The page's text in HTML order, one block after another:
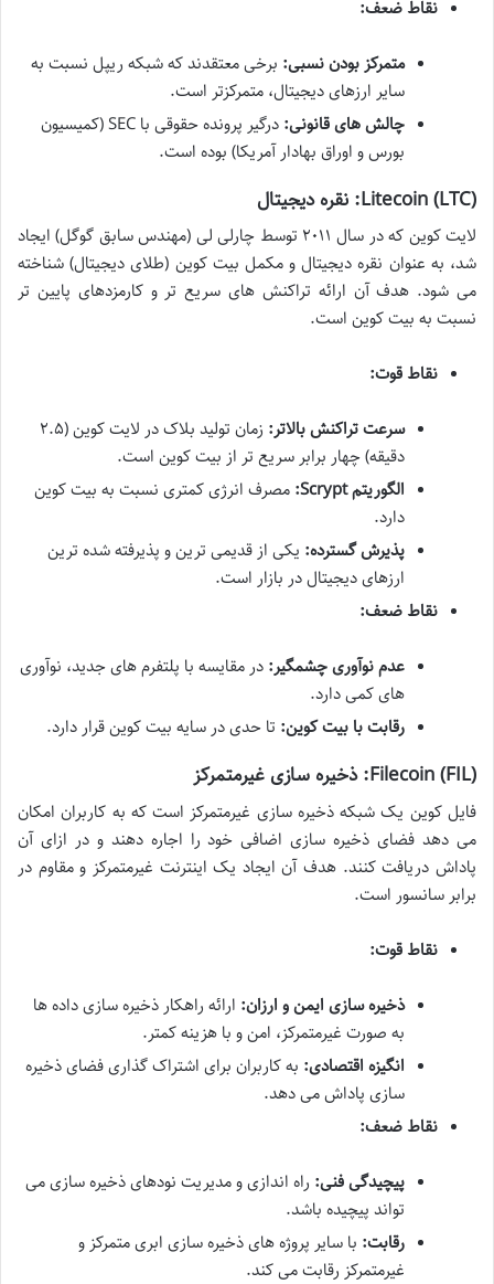
نقاط ضعف:
متمرکز بودن نسبی: برخی معتقدند که شبکه ریپل نسبت به
سایر ارزهای دیجیتال، متمرکزتر است.
چالش های قانونی:
درگیر پرونده حقوقی با SEC (کمیسیون
بورس و اوراق بهادار آمریکا) بوده است.
Litecoin (LTC): نقره دیجیتال
لایت کوین که در سال ۲۰۱۱ توسط چارلی لی (مهندس سابق گوگل) ایجاد
شد، به عنوان نقره دیجیتال و مکمل بیت کوین (طلای دیجیتال) شناخته
می شود. هدف آن ارائه تراکنش های سریع تر و کارمزدهای پایین تر
نسبت به بیت کوین است.
نقاط قوت:
سرعت تراکنش بالاتر:
زمان تولید بلاک در لایت کوین (۲.۵
دقیقه) چهار برابر سریع تر از بیت کوین است.
الگوریتم Scrypt:
مصرف انرژی کمتری نسبت به بیت کوین
دارد.
پذیرش گسترده: یکی از قدیمی ترین و پذیرفته شده ترین
ارزهای دیجیتال در بازار است.
نقاط ضعف:
عدم نوآوری چشمگیر: در مقایسه با پلتفرم های جدید، نوآوری
های کمی دارد.
رقابت با بیت کوین: تا حدی در سایه بیت کوین قرار دارد.
Filecoin (FIL): ذخیره سازی غیرمتمرکز
فایل کوین یک شبکه ذخیره سازی غیرمتمرکز است که به کاربران امکان
می دهد فضای ذخیره سازی اضافی خود را اجاره دهند و در ازای آن
پاداش دریافت کنند. هدف آن ایجاد یک اینترنت غیرمتمرکز و مقاوم در
برابر سانسور است.
نقاط قوت:
ذخیره سازی ایمن و ارزان: ارائه راهکار ذخیره سازی داده ها
به صورت غیرمتمرکز، امن و با هزینه کمتر.
انگیزه اقتصادی: به کاربران برای اشتراک گذاری فضای ذخیره
سازی پاداش می دهد.
نقاط ضعف:
پیچیدگی فنی: راه اندازی و مدیریت نودهای ذخیره سازی می
تواند پیچیده باشد.
رقابت: با سایر پروژه های ذخیره سازی ابری متمرکز و
غیرمتمرکز رقابت می کند.